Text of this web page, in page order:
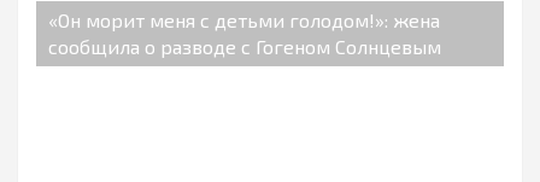
«Он морит меня с детьми голодом!»: жена
сообщила о разводе с Гогеном Солнцевым